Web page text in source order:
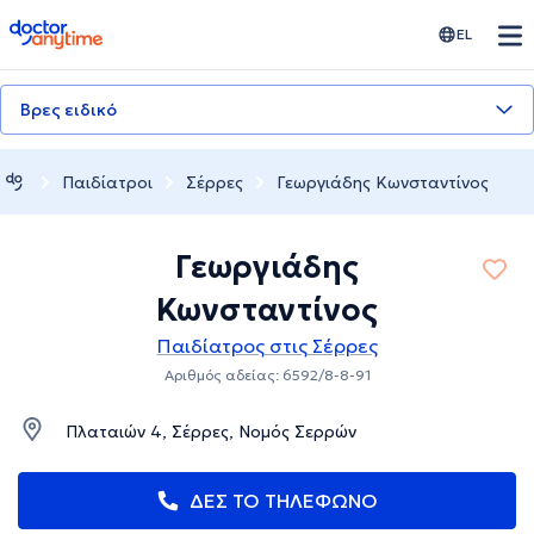
doctoranytime EL
Βρες ειδικό
Παιδίατροι Σέρρες Γεωργιάδης Κωνσταντίνος
Γεωργιάδης
Κωνσταντίνος
Παιδίατρος στις Σέρρες
Αριθμός αδείας: 6592/8-8-91
Πλαταιών 4, Σέρρες, Νομός Σερρών
ΔΕΣ ΤΟ ΤΗΛΕΦΩΝΟ